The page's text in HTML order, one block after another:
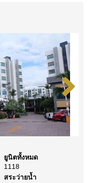
ร +6638411250
ยูนิตทั้งหมด
1118
สระว่ายน้ำ